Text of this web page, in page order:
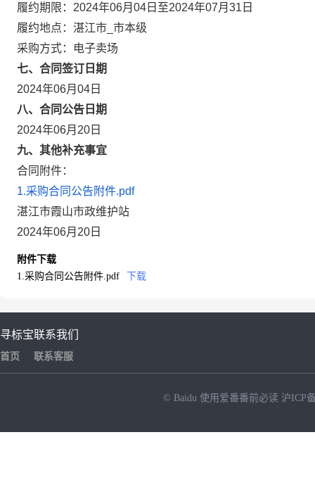
履约期限：2024年06月04日至2024年07月31日
履约地点：湛江市_市本级
采购方式：电子卖场
七、合同签订日期
2024年06月04日
八、合同公告日期
2024年06月20日
九、其他补充事宜
合同附件：
1.采购合同公告附件.pdf
湛江市霞山市政维护站
2024年06月20日
附件下载
1.采购合同公告附件.pdf
下载
寻标宝
首页
联系我们
联系客服
© Baidu 使用爱番番前必读 沪ICP